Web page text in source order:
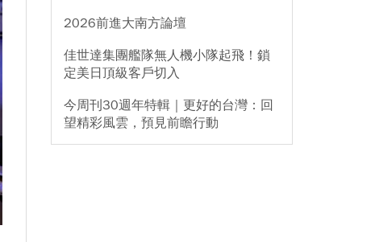
2026前進大南方論壇
佳世達集團艦隊無人機小隊起飛！鎖
定美日頂級客戶切入
今周刊30週年特輯｜更好的台灣：回
望精彩風雲，預見前瞻行動